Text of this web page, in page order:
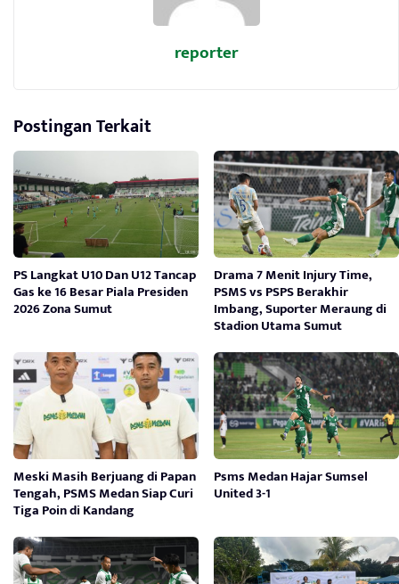
reporter
Postingan Terkait
PS Langkat U10 Dan U12 Tancap
Gas ke 16 Besar Piala Presiden
2026 Zona Sumut
Drama 7 Menit Injury Time,
PSMS vs PSPS Berakhir
Imbang, Suporter Meraung di
Stadion Utama Sumut
Meski Masih Berjuang di Papan
Tengah, PSMS Medan Siap Curi
Tiga Poin di Kandang
Psms Medan Hajar Sumsel
United 3-1